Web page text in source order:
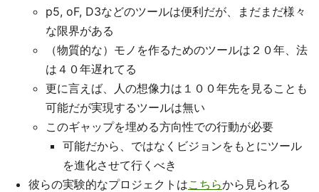
p5, oF, D3などのツールは便利だが、まだまだ様々
な限界がある
（物質的な）モノを作るためのツールは２０年、法
は４０年遅れてる
更に言えば、人の想像力は１００年先を見ることも
可能だが実現するツールは無い
このギャップを埋める方向性での行動が必要
可能だから、ではなくビジョンをもとにツール
を進化させて行くべき
彼らの実験的なプロジェクトはこちらから見られる